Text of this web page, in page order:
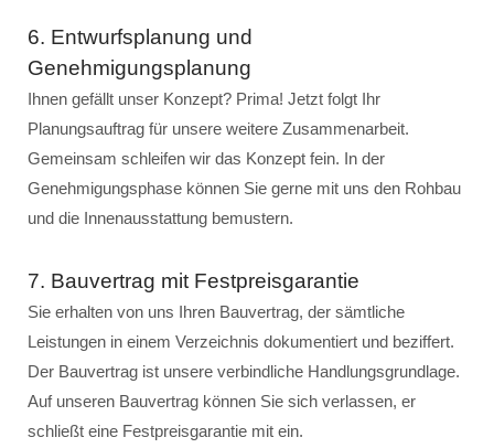
6. Entwurfsplanung und
Genehmigungsplanung
Ihnen gefällt unser Konzept? Prima! Jetzt folgt Ihr
Planungsauftrag für unsere weitere Zusammenarbeit.
Gemeinsam schleifen wir das Konzept fein. In der
Genehmigungsphase können Sie gerne mit uns den Rohbau
und die Innenausstattung bemustern.
7. Bauvertrag mit Festpreisgarantie
Sie erhalten von uns Ihren Bauvertrag, der sämtliche
Leistungen in einem Verzeichnis dokumentiert und beziffert.
Der Bauvertrag ist unsere verbindliche Handlungsgrundlage.
Auf unseren Bauvertrag können Sie sich verlassen, er
schließt eine Festpreisgarantie mit ein.